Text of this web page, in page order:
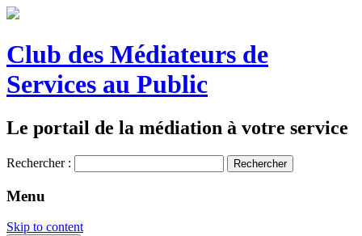
Club des Médiateurs de
Services au Public
Le portail de la médiation à votre service
Rechercher :
Menu
Skip to content